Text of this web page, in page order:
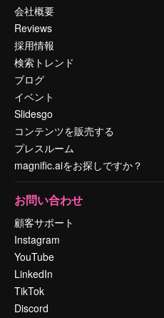
会社概要
Reviews
採用情報
検索トレンド
ブログ
イベント
Slidesgo
コンテンツを販売する
プレスルーム
magnific.aiをお探しですか？
お問い合わせ
顧客サポート
Instagram
YouTube
LinkedIn
TikTok
Discord